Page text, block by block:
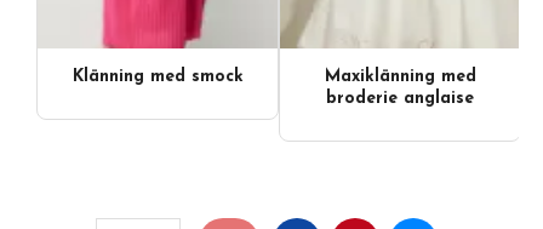
Klänning med smock
Maxiklänning med
broderie anglaise